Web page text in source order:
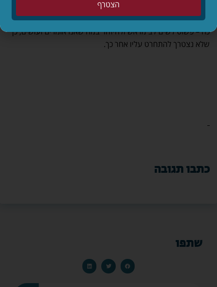
יד.וכמובן הטוב ביותר כדי לא להזדקק בכלל לכל מה שאמרנו עד
כה – פשוט לשים לב מראש ולהיזהר במה שאנו אומרים ועושים, כך
שלא נצטרך להתחרט עליו אחר כך.
כתבו תגובה
שתפו
הצטרף